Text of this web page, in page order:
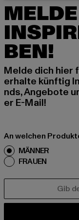
BEN!
Melde dich hier
erhalte künftig
nds, Angebote
er E-Mail!
An welchen
MÄNNER
FRAUEN